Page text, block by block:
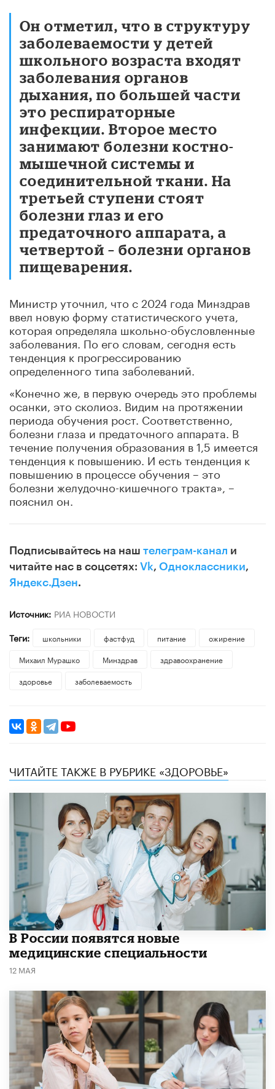
Он отметил, что в структуру
заболеваемости у детей
школьного возраста входят
заболевания органов
дыхания, по большей части
это респираторные
инфекции. Второе место
занимают болезни костно-
мышечной системы и
соединительной ткани. На
третьей ступени стоят
болезни глаз и его
предаточного аппарата, а
четвертой – болезни органов
пищеварения.
Министр уточнил, что с 2024 года Минздрав
ввел новую форму статистического учета,
которая определяла школьно-обусловленные
заболевания. По его словам, сегодня есть
тенденция к прогрессированию
определенного типа заболеваний.
«Конечно же, в первую очередь это проблемы
осанки, это сколиоз. Видим на протяжении
периода обучения рост. Соответственно,
болезни глаза и предаточного аппарата. В
течение получения образования в 1,5 имеется
тенденция к повышению. И есть тенденция к
повышению в процессе обучения – это
болезни желудочно-кишечного тракта», –
пояснил он.
Подписывайтесь на наш телеграм-канал и
читайте нас в соцсетях: Vk, Одноклассники,
Яндекс.Дзен.
Источник: РИА НОВОСТИ
Теги:
школьники фастфуд питание
ожирение
Михаил Мурашко
Минздрав
здравоохранение
здоровье
заболеваемость
ЧИТАЙТЕ ТАКЖЕ В РУБРИКЕ «ЗДОРОВЬЕ»
В России появятся новые
медицинские специальности
12 МАЯ